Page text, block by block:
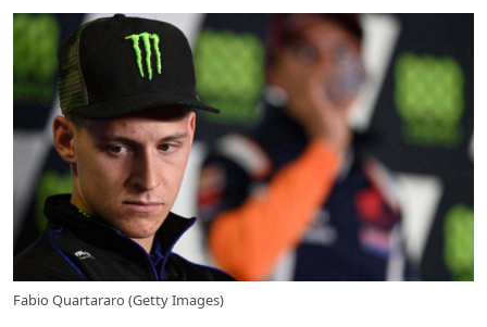
Fabio Quartararo (Getty Images)